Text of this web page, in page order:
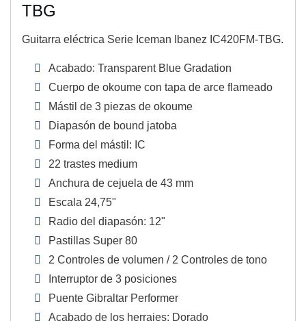
TBG
Guitarra eléctrica Serie Iceman Ibanez IC420FM-TBG.
Acabado: Transparent Blue Gradation
Cuerpo de okoume con tapa de arce flameado
Mástil de 3 piezas de okoume
Diapasón de bound jatoba
Forma del mástil: IC
22 trastes medium
Anchura de cejuela de 43 mm
Escala 24,75"
Radio del diapasón: 12"
Pastillas Super 80
2 Controles de volumen / 2 Controles de tono
Interruptor de 3 posiciones
Puente Gibraltar Performer
Acabado de los herrajes: Dorado